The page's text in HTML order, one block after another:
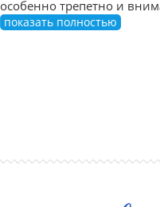
особенно трепетно и
показать полностью